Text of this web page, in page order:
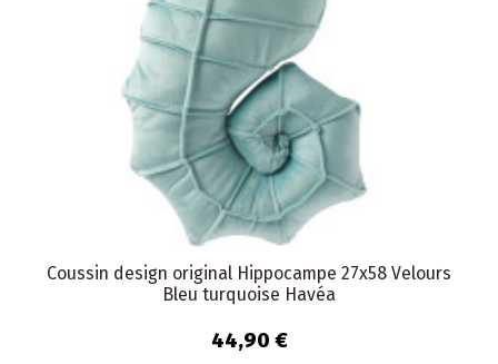
Coussin design original Hippocampe 27x58 Velours
Bleu turquoise Havéa
44,90 €